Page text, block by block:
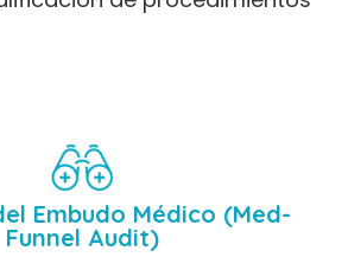
Embudo Médico (Med-
Funnel Audit)